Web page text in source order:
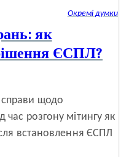
Окремі думки
як
ЄСПЛ?
справи щодо
час розгону мітингу як
встановлення ЄСПЛ